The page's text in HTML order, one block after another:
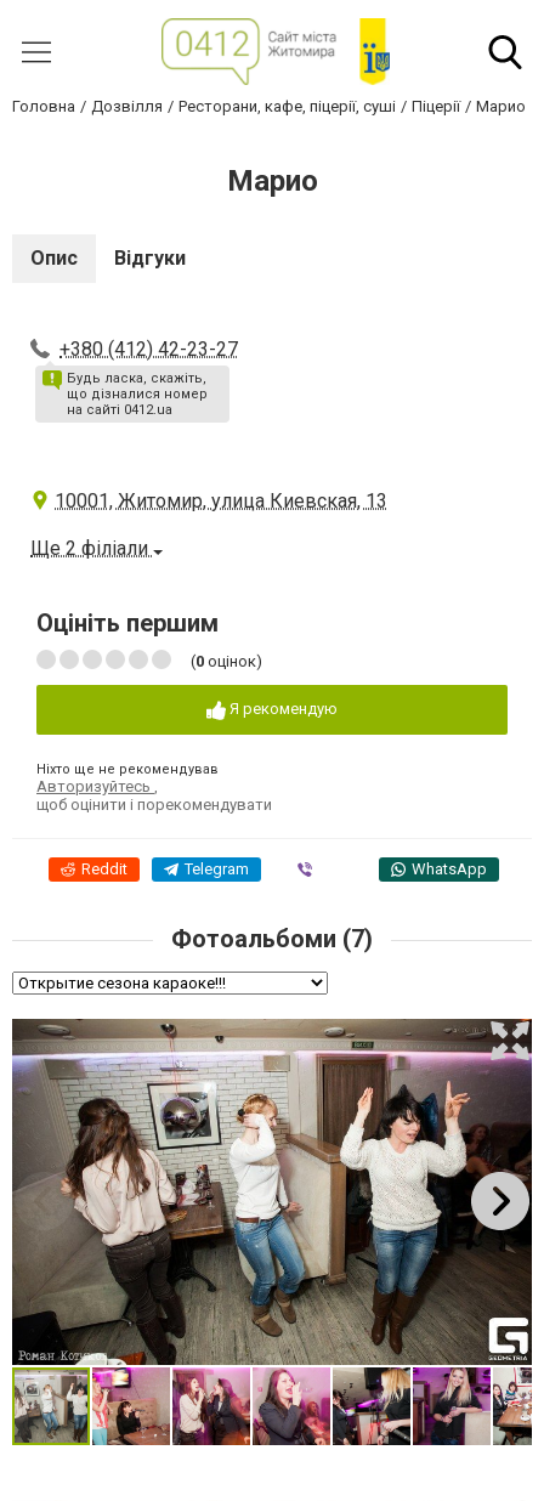
Головна Дозвілля Ресторани, кафе, піцерії, суші Піцерії Марио
Марио
Опис Відгуки
+380 (412) 42-23-27
Будь ласка, скажіть,
що дізналися номер
на сайті 0412.ua
10001, Житомир, улица Киевская, 13
Ще 2 філіали
Оцініть першим
(0 оцінок)
Я рекомендую
Ніхто ще не рекомендував
Авторизуйтесь
щоб оцінити і порекомендувати
Reddit Telegram WhatsApp
Фотоальбоми (7)